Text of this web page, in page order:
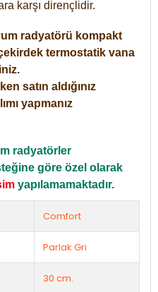
karşı dirençlidir.
radyatörü kompakt
termostatik vana
satın aldığınız
yapmanız
radyatörler
göre özel olarak
yapılamamaktadır.
Comfort
Parlak Gri
30 cm.